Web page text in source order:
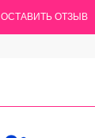
ОСТАВИТЬ ОТЗЫВ